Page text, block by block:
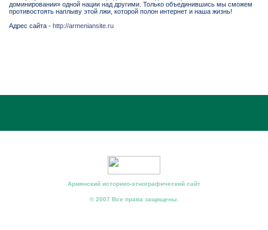
доминировании» одной нации над другими. Только объединившись мы сможем
противостоять наплыву этой лжи, которой полон интернет и наша жизнь!
Адрес сайта - http://armeniansite.ru
Армянский историко-этнографический сайт
© 2007 Все права защищены.